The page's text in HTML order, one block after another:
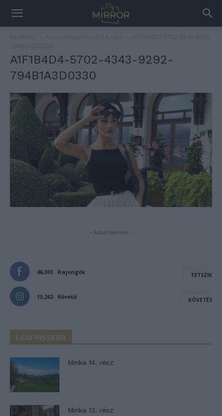
A1F1B4D4-5702-4343-9292-
794B1A3D0330
- Advertisement -
46,301 Rajongók TETSZIK
13,262 Követő KÖVETÉS
LEGFRISSEBB
Minka 14. rész
Minka 13. rész